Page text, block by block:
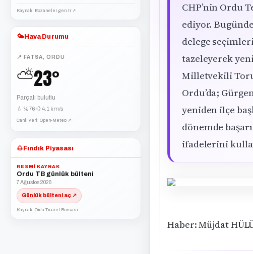
Kaynak: Eczaneler.gen.tr ↗
🌤️ Hava Durumu
📍 FATSA, ORDU
⛅23°
Parçalı bulutlu
💧 %76💨 4.1 km/s
Canlı veri: Open-Meteo ↗
🌰 Fındık Piyasası
RESMI KAYNAK
Ordu TB günlük bülteni
7 Ağustos 2026
Günlük bülteni aç ↗
Kaynak: Ordu Ticaret Borsası
CHP’nin Ordu
ediyor.
delege
tazeleyerek
Milletvekili
Ordu’da;
yeniden ilçe
dönemde
ifadelerini
Haber: Müjdat